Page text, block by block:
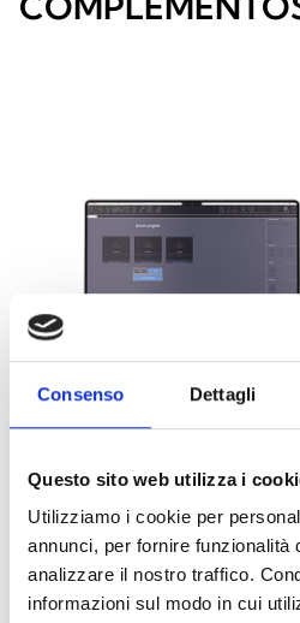
Consenso Dettagli
Questo sito web utilizza i
Utilizziamo i cookie per
annunci, per fornire funzionalità
analizzare il nostro traffico.
informazioni sul modo in cui
Sol/STUDIO
Software de programação das
Sol